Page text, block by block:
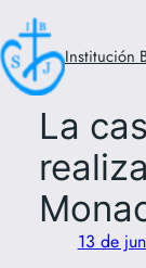
Saltar
al
contenido
Institución
La
13 de